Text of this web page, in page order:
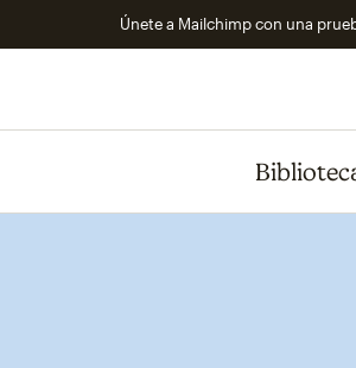
Únete a Mailchimp con una